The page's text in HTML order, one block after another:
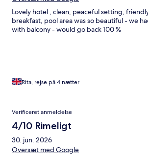
Lovely hotel , clean, peaceful setting,
breakfast, pool area was so beautiful - we
with balcony - would go back 100 %
Rita, rejse på 4 nætter
Verificeret anmeldelse
4/10 Rimeligt
30. jun. 2026
Oversæt med Google